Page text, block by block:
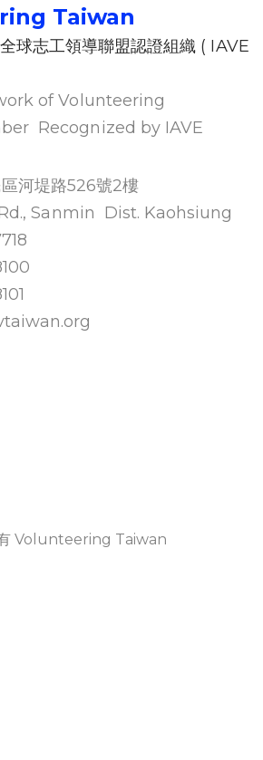
Taiwan
球志工領導聯盟認證組織 ( IAVE
of Volunteering
Recognized by IAVE
河堤路526號2樓
Sanmin Dist. Kaohsiung
Volunteering Taiwan